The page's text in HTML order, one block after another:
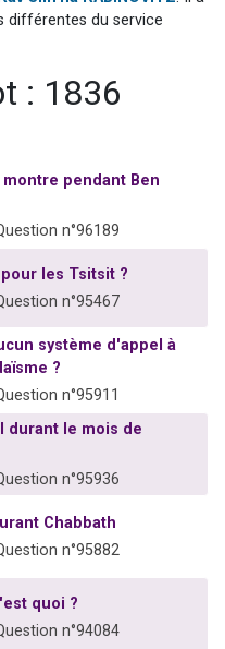
étudier en groupe sur Zoom
différentes du service
: 1836
pendant Ben
n°96189
les Tsitsit ?
n°95467
système d'appel à
?
n°95911
durant le mois de
n°95936
Chabbath
n°95882
quoi ?
n°94084